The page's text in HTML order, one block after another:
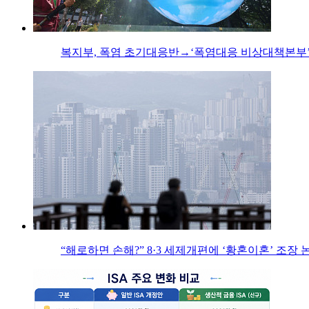
복지부, 폭염 초기대응반→‘폭염대응 비상대책본부
“해로하면 손해?” 8·3 세제개편에 ‘황혼이혼’ 조장